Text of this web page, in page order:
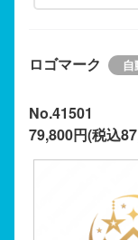
ロゴマーク
No.41501
79,800円(税込